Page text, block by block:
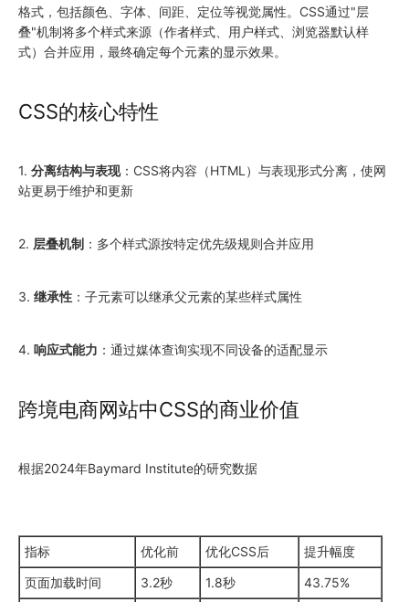
格式，包括颜色、字体、间距、定位等视觉属性。CSS通过"层
叠"机制将多个样式来源（作者样式、用户样式、浏览器默认样
式）合并应用，最终确定每个元素的显示效果。
CSS的核心特性
1. 分离结构与表现：CSS将内容（HTML）与表现形式分离，使网
站更易于维护和更新
2. 层叠机制 ：多个样式源按特定优先级规则合并应用
3. 继承性 ：子元素可以继承父元素的某些样式属性
4. 响应式能力 ：通过媒体查询实现不同设备的适配显示
跨境电商网站中CSS的商业价值
根据2024年Baymard Institute的研究数据
指标 优化前 优化CSS后
提升幅度
页面加载时间
3.2秒 1.8秒
43.75%